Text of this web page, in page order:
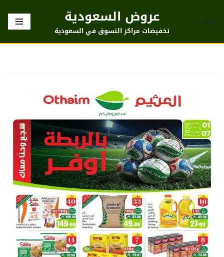
تخطى
عروض السعودية
تخفيضات مراكز التسوق في السعودية